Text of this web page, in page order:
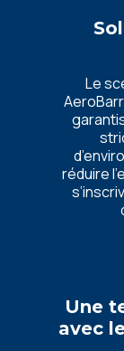
Le
réduire
Une
avec